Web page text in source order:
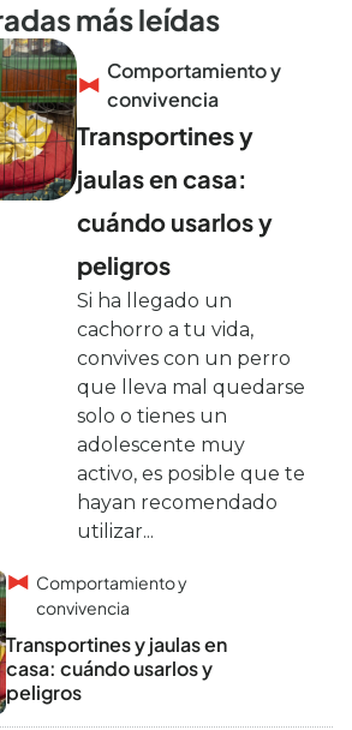
más leídas
Comportamiento y
convivencia
Transportines y
jaulas en casa:
cuándo usarlos y
peligros
Si ha llegado un
cachorro a tu vida,
convives con un perro
que lleva mal quedarse
solo o tienes un
adolescente muy
activo, es posible que te
hayan recomendado
utilizar...
Comportamiento y
convivencia
Transportines y jaulas en
casa: cuándo usarlos y
peligros